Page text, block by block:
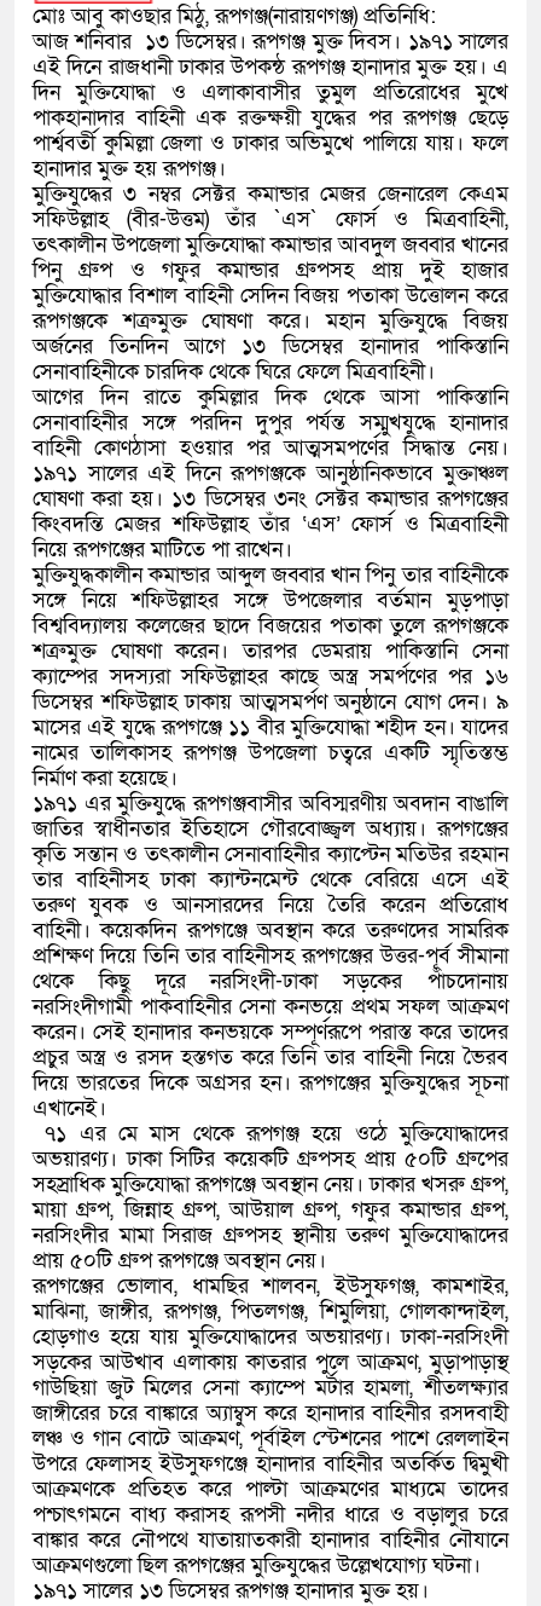
মোঃ আবু কাওছার মিঠু, রূপগঞ্জ(নারায়ণগঞ্জ) প্রতিনিধি:
আজ শনিবার ১৩ ডিসেম্বর। রূপগঞ্জ মুক্ত দিবস। ১৯৭১ সালের
এই দিনে রাজধানী ঢাকার উপকন্ঠ রূপগঞ্জ হানাদার মুক্ত হয়। এ
দিন মুক্তিযোদ্ধা ও এলাকাবাসীর তুমুল প্রতিরোধের মুখে
পাকহানাদার বাহিনী এক রক্তক্ষয়ী যুদ্ধের পর রূপগঞ্জ ছেড়ে
পার্শ্ববর্তী কুমিল্লা জেলা ও ঢাকার অভিমুখে পালিয়ে যায়। ফলে
হানাদার মুক্ত হয় রূপগঞ্জ।
মুক্তিযুদ্ধের ৩ নম্বর সেক্টর কমান্ডার মেজর জেনারেল কেএম
সফিউল্লাহ (বীর-উত্তম) তাঁর `এস` ফোর্স ও মিত্রবাহিনী,
তৎকালীন উপজেলা মুক্তিযোদ্ধা কমান্ডার আবদুল জব্বার খানের
পিনু গ্রুপ ও গফুর কমান্ডার গ্রুপসহ প্রায় দুই হাজার
মুক্তিযোদ্ধার বিশাল বাহিনী সেদিন বিজয় পতাকা উত্তোলন করে
রূপগঞ্জকে শত্রুমুক্ত ঘোষণা করে। মহান মুক্তিযুদ্ধে বিজয়
অর্জনের তিনদিন আগে ১৩ ডিসেম্বর হানাদার পাকিস্তানি
সেনাবাহিনীকে চারদিক থেকে ঘিরে ফেলে মিত্রবাহিনী।
আগের দিন রাতে কুমিল্লার দিক থেকে আসা পাকিস্তানি
সেনাবাহিনীর সঙ্গে পরদিন দুপুর পর্যন্ত সম্মুখযুদ্ধে হানাদার
বাহিনী কোণঠাসা হওয়ার পর আত্মসমপর্ণের সিদ্ধান্ত নেয়।
১৯৭১ সালের এই দিনে রূপগঞ্জকে আনুষ্ঠানিকভাবে মুক্তাঞ্চল
ঘোষণা করা হয়। ১৩ ডিসেম্বর ৩নং সেক্টর কমান্ডার রূপগঞ্জের
কিংবদন্তি মেজর শফিউল্লাহ তাঁর ‘এস’ ফোর্স ও মিত্রবাহিনী
নিয়ে রূপগঞ্জের মাটিতে পা রাখেন।
মুক্তিযুদ্ধকালীন কমান্ডার আব্দুল জব্বার খান পিনু তার বাহিনীকে
সঙ্গে নিয়ে শফিউল্লাহর সঙ্গে উপজেলার বর্তমান মুড়পাড়া
বিশ্ববিদ্যালয় কলেজের ছাদে বিজয়ের পতাকা তুলে রূপগঞ্জকে
শত্রুমুক্ত ঘোষণা করেন। তারপর ডেমরায় পাকিস্তানি সেনা
ক্যাম্পের সদস্যরা সফিউল্লাহর কাছে অস্ত্র সমর্পণের পর ১৬
ডিসেম্বর শফিউল্লাহ ঢাকায় আত্মসমর্পণ অনুষ্ঠানে যোগ দেন। ৯
মাসের এই যুদ্ধে রূপগঞ্জে ১১ বীর মুক্তিযোদ্ধা শহীদ হন। যাদের
নামের তালিকাসহ রূপগঞ্জ উপজেলা চত্বরে একটি স্মৃতিস্তম্ভ
নির্মাণ করা হয়েছে।
১৯৭১ এর মুক্তিযুদ্ধে রূপগঞ্জবাসীর অবিস্মরণীয় অবদান বাঙালি
জাতির স্বাধীনতার ইতিহাসে গৌরবোজ্জ্বল অধ্যায়। রূপগঞ্জের
কৃতি সন্তান ও তৎকালীন সেনাবাহিনীর ক্যাপ্টেন মতিউর রহমান
তার বাহিনীসহ ঢাকা ক্যান্টনমেন্ট থেকে বেরিয়ে এসে এই
তরুণ যুবক ও আনসারদের নিয়ে তৈরি করেন প্রতিরোধ
বাহিনী। কয়েকদিন রূপগঞ্জে অবস্থান করে তরুণদের সামরিক
প্রশিক্ষণ দিয়ে তিনি তার বাহিনীসহ রূপগঞ্জের উত্তর-পূর্ব সীমানা
থেকে কিছু দূরে নরসিংদী-ঢাকা সড়কের পাঁচদোনায়
নরসিংদীগামী পাকবাহিনীর সেনা কনভয়ে প্রথম সফল আক্রমণ
করেন। সেই হানাদার কনভয়কে সম্পূর্ণরূপে পরাস্ত করে তাদের
প্রচুর অস্ত্র ও রসদ হস্তগত করে তিনি তার বাহিনী নিয়ে ভৈরব
দিয়ে ভারতের দিকে অগ্রসর হন। রূপগঞ্জের মুক্তিযুদ্ধের সূচনা
এখানেই।
৭১ এর মে মাস থেকে রূপগঞ্জ হয়ে ওঠে মুক্তিযোদ্ধাদের
অভয়ারণ্য। ঢাকা সিটির কয়েকটি গ্রুপসহ প্রায় ৫০টি গ্রুপের
সহস্রাধিক মুক্তিযোদ্ধা রূপগঞ্জে অবস্থান নেয়। ঢাকার খসরু গ্রুপ,
মায়া গ্রুপ, জিন্নাহ গ্রুপ, আউয়াল গ্রুপ, গফুর কমান্ডার গ্রুপ,
নরসিংদীর মামা সিরাজ গ্রুপসহ স্থানীয় তরুণ মুক্তিযোদ্ধাদের
প্রায় ৫০টি গ্রুপ রূপগঞ্জে অবস্থান নেয়।
রূপগঞ্জের ভোলাব, ধামছির শালবন, ইউসুফগঞ্জ, কামশাইর,
মাঝিনা, জাঙ্গীর, রূপগঞ্জ, পিতলগঞ্জ, শিমুলিয়া, গোলকান্দাইল,
হোড়গাও হয়ে যায় মুক্তিযোদ্ধাদের অভয়ারণ্য। ঢাকা-নরসিংদী
সড়কের আউখাব এলাকায় কাতরার পুলে আক্রমণ, মুড়াপাড়াস্থ
গাউছিয়া জুট মিলের সেনা ক্যাম্পে মর্টার হামলা, শীতলক্ষ্যার
জাঙ্গীরের চরে বাঙ্কারে অ্যাম্বুস করে হানাদার বাহিনীর রসদবাহী
লঞ্চ ও গান বোটে আক্রমণ, পূর্বাইল স্টেশনের পাশে রেললাইন
উপরে ফেলাসহ ইউসুফগঞ্জে হানাদার বাহিনীর অতর্কিত দ্বিমুখী
আক্রমণকে প্রতিহত করে পাল্টা আক্রমণের মাধ্যমে তাদের
পশ্চাৎগমনে বাধ্য করাসহ রূপসী নদীর ধারে ও বড়ালুর চরে
বাঙ্কার করে নৌপথে যাতায়াতকারী হানাদার বাহিনীর নৌযানে
আক্রমণগুলো ছিল রূপগঞ্জের মুক্তিযুদ্ধের উল্লে­খযোগ্য ঘটনা।
১৯৭১ সালের ১৩ ডিসেম্বর রূপগঞ্জ হানাদার মুক্ত হয়।